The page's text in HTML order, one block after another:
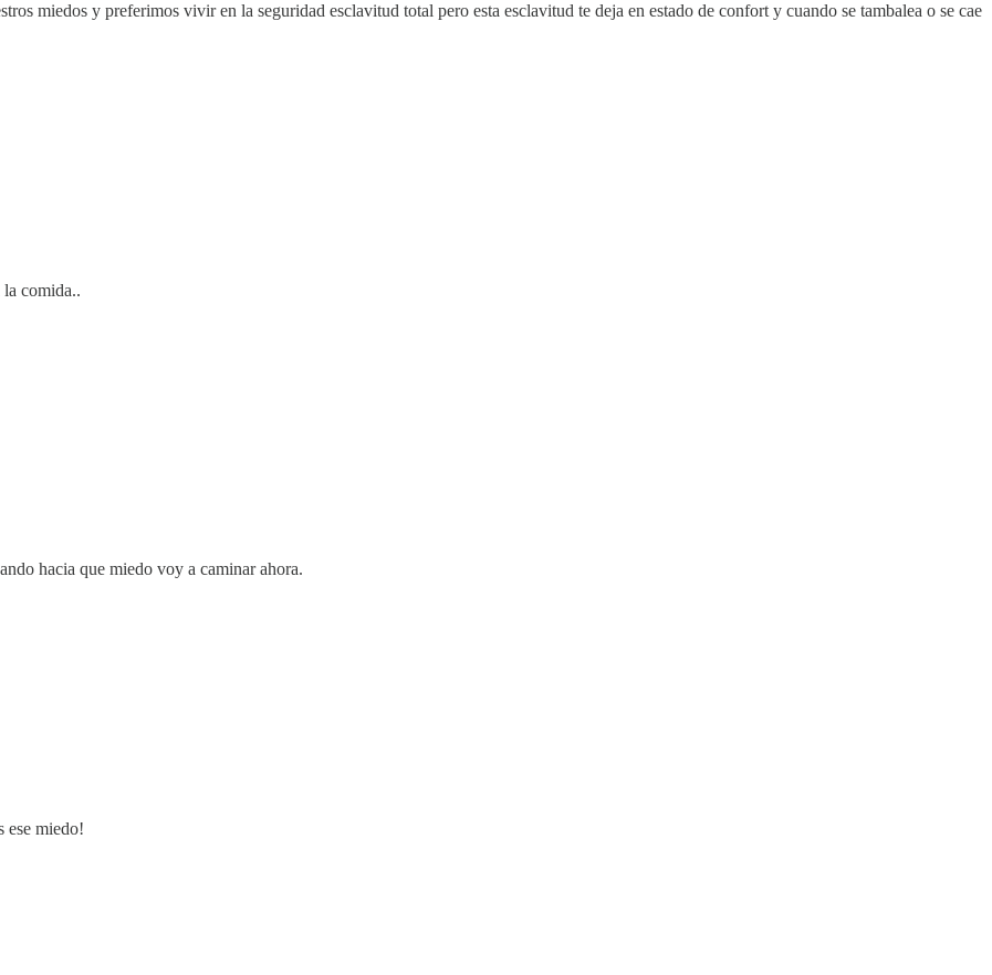
miedos y preferimos vivir en la seguridad esclavitud total pero esta esclavitud te deja en estado de confort y cuando se tambalea o se cae
la comida..
hacia que miedo voy a caminar ahora.
ese miedo!